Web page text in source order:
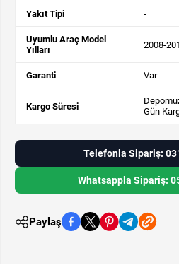
Yakıt Tipi -
Uyumlu Araç Model
Yılları
2008-
Garanti Var
Kargo Süresi
Gün
Telefonla Sipariş:
Whatsappla Sipariş:
Paylaş